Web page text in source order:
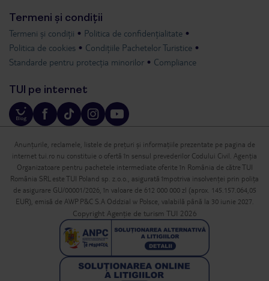
Termeni și condiții
Termeni și condiții
Politica de confidențialitate
Politica de cookies
Condițiile Pachetelor Turistice
Standarde pentru protecția minorilor
Compliance
TUI pe internet
Anunțurile, reclamele, listele de prețuri și informațiile prezentate pe pagina de
internet tui.ro nu constituie o ofertă în sensul prevederilor Codului Civil. Agenția
Organizatoare pentru pachetele intermediate oferite în România de către TUI
România SRL este TUI Poland sp. z.o.o., asigurată împotriva insolvenței prin polița
de asigurare GU/00001/2026, în valoare de 612 000 000 zl (aprox. 145.157.064,05
EUR), emisă de AWP P&C S.A Oddzial w Polsce, valabilă până la 30 iunie 2027.
Copyright Agenție de turism TUI 2026